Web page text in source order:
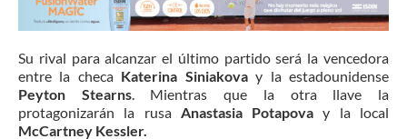
Su rival para alcanzar el último partido será la vencedora
entre la checa Katerina Siniakovay la estadounidense
Peyton Stearns. Mientras que la otra llave la
protagonizarán la rusa Anastasia Potapova y la local
McCartney Kessler.